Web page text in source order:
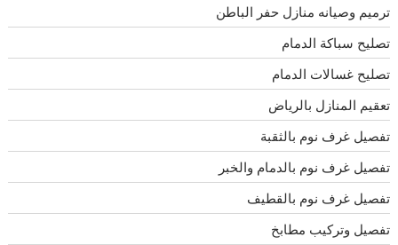
ترميم وصيانه منازل حفر الباطن
تصليح سباكة الدمام
تصليح غسالات الدمام
تعقيم المنازل بالرياض
تفصيل غرف نوم بالثقبة
تفصيل غرف نوم بالدمام والخبر
تفصيل غرف نوم بالقطيف
تفصيل وتركيب مطابخ